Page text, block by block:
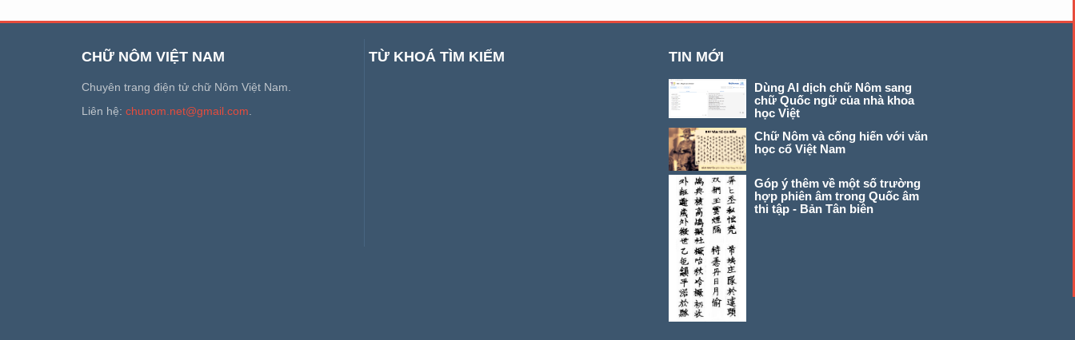
CHỮ NÔM VIỆT NAM
Chuyên trang điện tử chữ Nôm Việt Nam.
Liên hệ: chunom.net@gmail.com
TỪ KHOÁ TÌM KIẾM TIN MỚI
Dùng AI dịch chữ Nôm sang
chữ Quốc ngữ của nhà khoa
học Việt
Chữ Nôm và cống hiến với văn
học cổ Việt Nam
Góp ý thêm về một số trường
hợp phiên âm trong Quốc âm
thi tập - Bản Tân biên